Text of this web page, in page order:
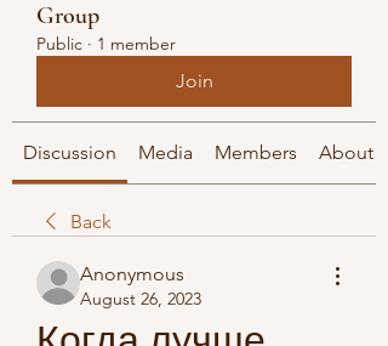
Group
Public · 1 member
Join
Discussion Media Members About
Back
Anonymous
August 26, 2023